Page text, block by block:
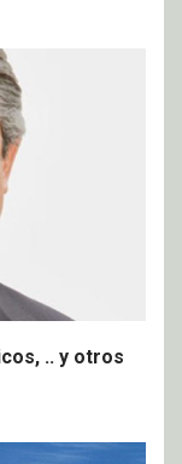
.. y otros